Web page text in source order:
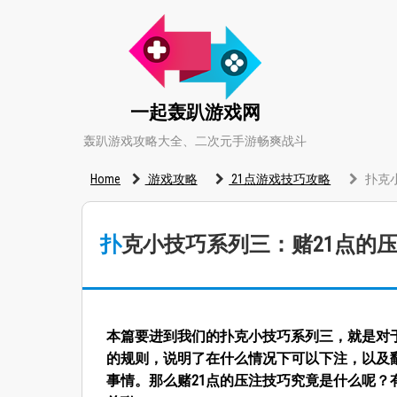
一起轰趴游戏网
轰趴游戏攻略大全、二次元手游畅爽战斗
Home 游戏攻略 21点游戏技巧攻略 扑克
扑克小技巧系列三：赌21点的
本篇要进到我们的扑克小技巧系列三，就是
的规则，说明了在什么情况下可以下注，以
事情。那么赌21点的压注技巧究竟是什么呢